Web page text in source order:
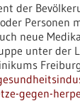
der
Personen
neue
unter der
gegen-